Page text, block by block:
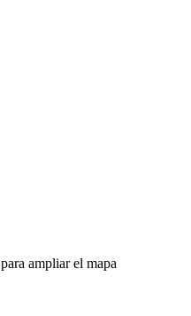
para ampliar el mapa